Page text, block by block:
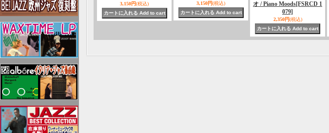
3,150円(税込) 3,150円(税込)
オ / Piano Moods[FSRCD 1
079]
2,350円(税込)